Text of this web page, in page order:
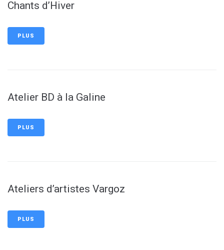
Chants d’Hiver
PLUS
Atelier BD à la Galine
PLUS
Ateliers d’artistes Vargoz
PLUS